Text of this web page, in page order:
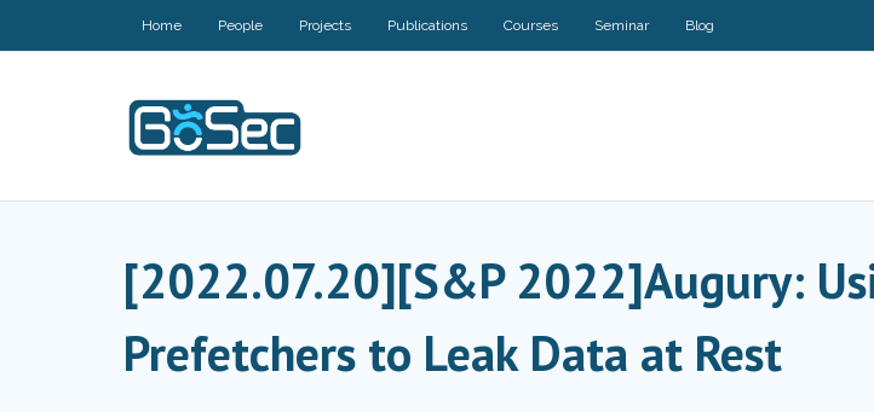
Home People Projects Publications Courses Seminar Blog
[2022.07.20][S&P 2022]Augury:
Prefetchers to Leak Data at Rest